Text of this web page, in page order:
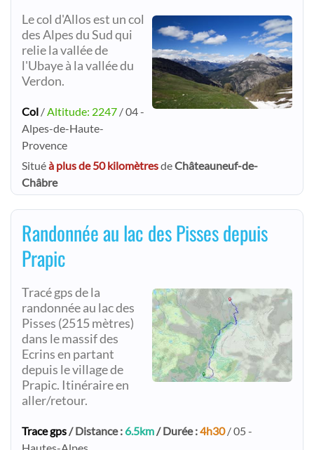
Le col d'Allos est un col
des Alpes du Sud qui
relie la vallée de
l'Ubaye à la vallée du
Verdon.
Col / Altitude: 2247 / 04 -
Alpes-de-Haute-
Provence
Situéà plus de 50 kilomètresdeChâteauneuf-de-
Châbre
Randonnée au lac des Pisses depuis
Prapic
Tracé gps de la
randonnée au lac des
Pisses (2515 mètres)
dans le massif des
Ecrins en partant
depuis le village de
Prapic. Itinéraire en
aller/retour.
Trace gps / Distance : 6.5km / Durée :4h30/ 05 -